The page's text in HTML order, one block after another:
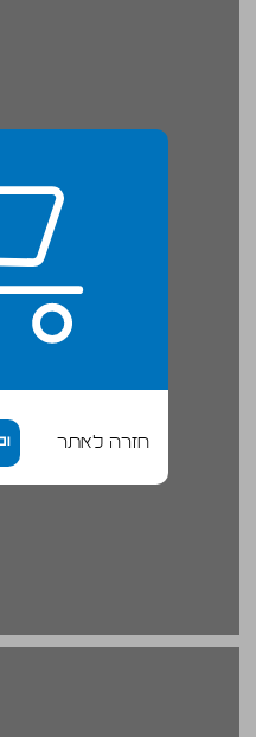
חזרה לאתר
חלק ראשון: המדע והשפעותיו הפסיכולוגיות ... 17